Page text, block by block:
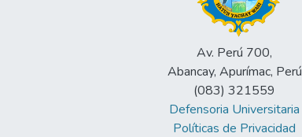
Av. Perú 700,
Abancay, Apurímac, Perú
(083) 321559
Defensoria Universitaria
Políticas de Privacidad